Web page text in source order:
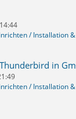
/ Installation &
/ Installation &